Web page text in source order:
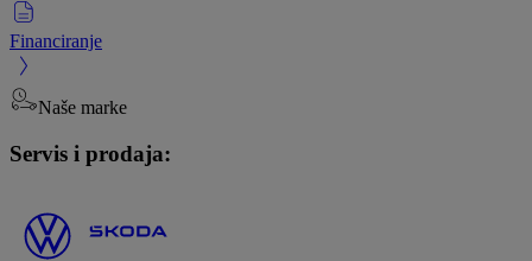
Financiranje
Naše marke
Servis i prodaja: